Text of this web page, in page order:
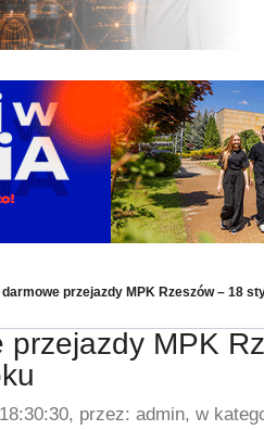
darmowe przejazdy MPK Rzeszów – 18
przejazdy MPK
przez: admin, w